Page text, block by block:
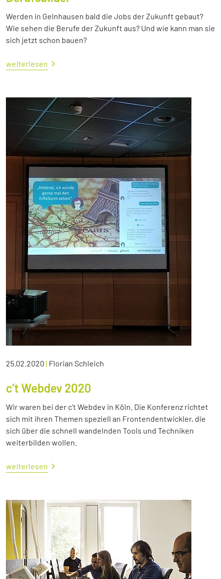
Werden in Gelnhausen bald die Jobs der Zukunft gebaut?
Wie sehen die Berufe der Zukunft aus? Und wie kann man sie
sich jetzt schon bauen?
weiterlesen
25.02.2020 | Florian Schleich
c’t Webdev 2020
Wir waren bei der c’t Webdev in Köln. Die Konferenz richtet
sich mit ihren Themen speziell an Frontendentwickler, die
sich über die schnell wandelnden Tools und Techniken
weiterbilden wollen.
weiterlesen